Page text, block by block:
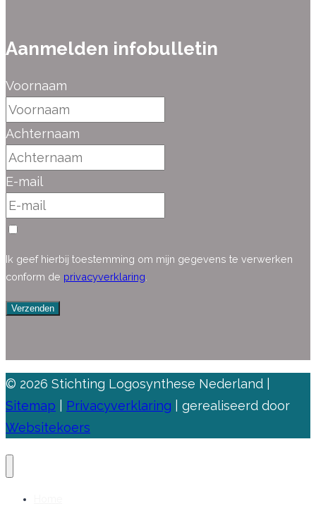
Aanmelden infobulletin
Voornaam
Achternaam
E-mail
Ik geef hierbij toestemming om mijn gegevens te verwerken
conform de privacyverklaring.
Verzenden
© 2026 Stichting Logosynthese Nederland |
Sitemap
Privacyverklaring | gerealiseerd door
Websitekoers